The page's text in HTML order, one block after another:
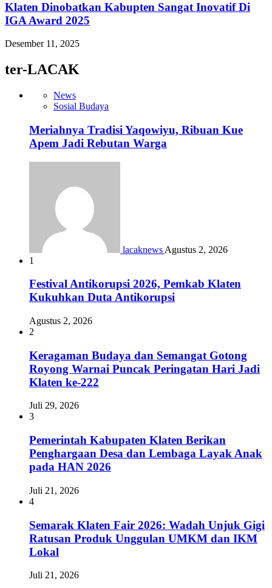
Klaten Dinobatkan Kabupten Sangat Inovatif Di
IGA Award 2025
Desember 11, 2025
ter-LACAK
News
Sosial Budaya
Meriahnya Tradisi Yaqowiyu, Ribuan Kue
Apem Jadi Rebutan Warga
lacaknews Agustus 2, 2026
1
Festival Antikorupsi 2026, Pemkab Klaten
Kukuhkan Duta Antikorupsi
Agustus 2, 2026
2
Keragaman Budaya dan Semangat Gotong
Royong Warnai Puncak Peringatan Hari Jadi
Klaten ke-222
Juli 29, 2026
3
Pemerintah Kabupaten Klaten Berikan
Penghargaan Desa dan Lembaga Layak Anak
pada HAN 2026
Juli 21, 2026
4
Semarak Klaten Fair 2026: Wadah Unjuk Gigi
Ratusan Produk Unggulan UMKM dan IKM
Lokal
Juli 21, 2026